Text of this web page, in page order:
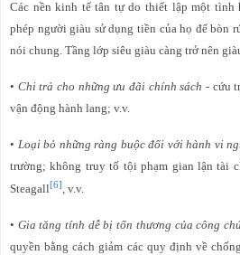
Các nền kinh tế tân tự do thiết lập một tình
phép người giàu sử dụng tiền của họ để bòn
nói chung. Tầng lớp siêu giàu càng trở nên
• Chi trả cho những ưu đãi chính sách - cứu
vận động hành lang; v.v.
• Loại bỏ những ràng buộc đối với hành vi
trường; không truy tố tội phạm gian lận tài
Steagall[6], v.v.
• Gia tăng tính dễ bị tổn thương của công
quyền bằng cách giảm các quy định về